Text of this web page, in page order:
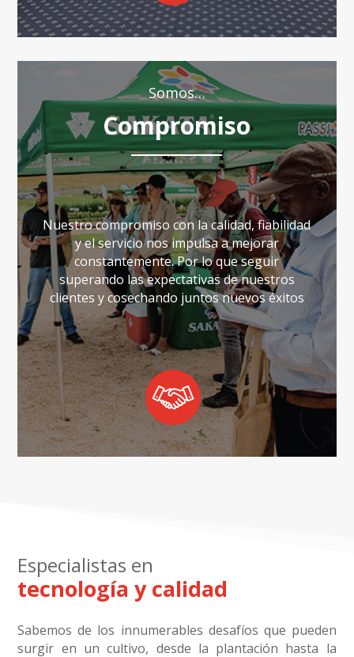
Somos…
Compromiso
Nuestro compromiso con la calidad, fiabilidad
y el servicio nos impulsa a mejorar
constantemente. Por lo que seguir
superando las expectativas de nuestros
clientes y cosechando juntos nuevos éxitos
Especialistas en
tecnología y calidad
Sabemos de los innumerables desafíos que pueden
surgir en un cultivo, desde la plantación hasta la